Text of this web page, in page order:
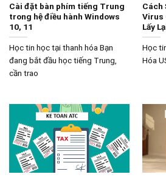
Cài đặt bàn phím tiếng Trung
trong hệ điều hành Windows
10, 11
Học tin học tại thanh hóa Bạn
đang bắt đầu học tiếng Trung,
cần trao
Cách
Virus
Lấy
Học
Hóa